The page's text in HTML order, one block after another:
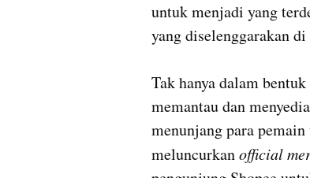
untuk menjadi yang
yang diselenggarakan
Tak hanya dalam
memantau dan
menunjang para
meluncurkan official